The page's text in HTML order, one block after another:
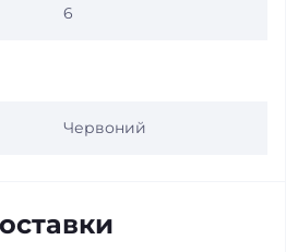
6
Червоний